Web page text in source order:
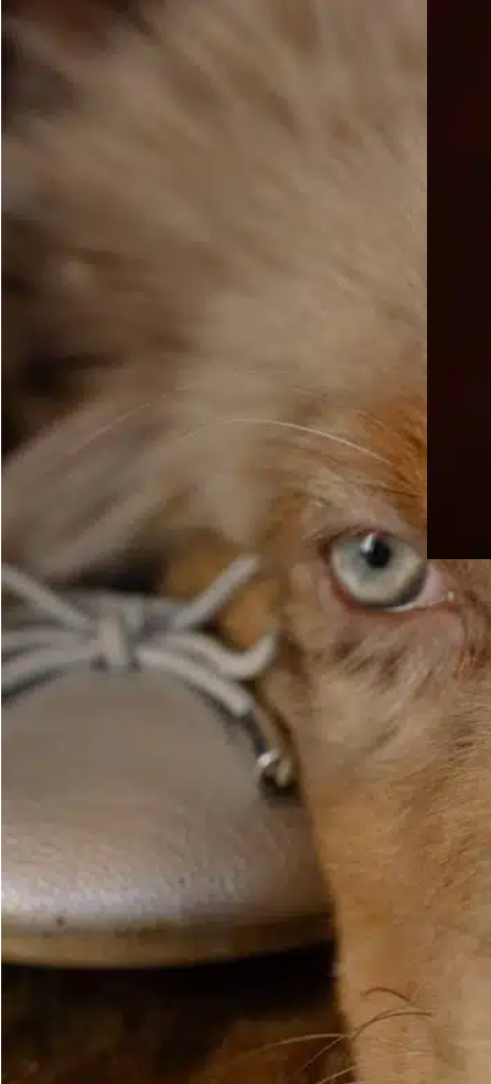
In
A la
varios
que
viven